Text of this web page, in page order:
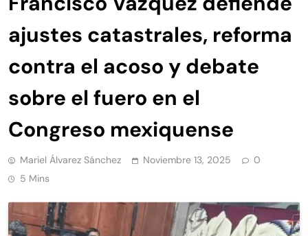
ajustes catastrales, reforma
contra el acoso y debate
sobre el fuero en el
Congreso mexiquense
Mariel Álvarez Sánchez Noviembre 13, 2025
0
5 Mins